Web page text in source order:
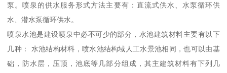
泵。喷泉的供水服务形式方法主要有：直流式供水、水泵循环供
水、潜水泵循环供水。
喷泉水池是建设喷泉中必不可少的部分，水池建筑材料主要有以下
几种： 水池结构材料，喷水池结构域人工水景池相同，也可以由基
础，防水层，压顶，池底等几部分组成，其主建筑材料有下列几